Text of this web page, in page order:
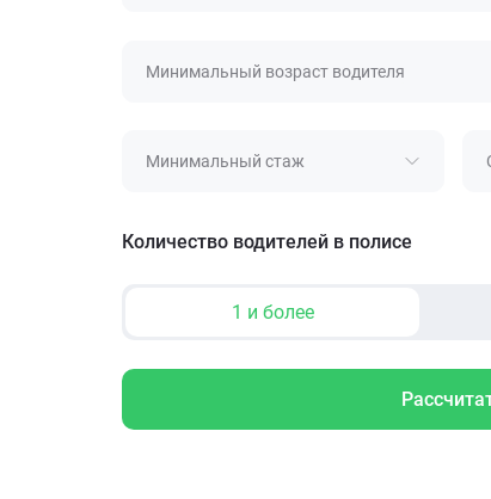
Минимальный возраст водителя
Минимальный стаж
Количество водителей в полисе
1 и более